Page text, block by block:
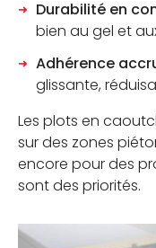
Durabilité en
bien au gel et
Adhérence
glissante,
Les plots en
sur des zones
encore pour des
sont des priorités.